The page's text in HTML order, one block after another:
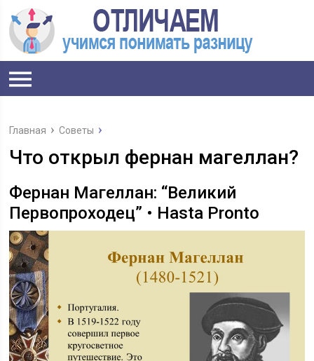
Главная Советы
Что открыл фернан магеллан?
Фернан Магеллан: “Великий
Первопроходец” • Hasta Pronto